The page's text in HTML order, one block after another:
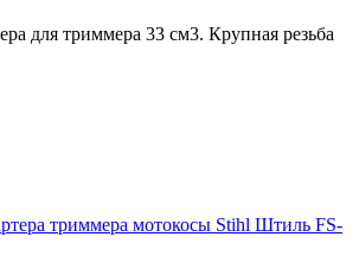
для триммера 33 см3. Крупная резьба